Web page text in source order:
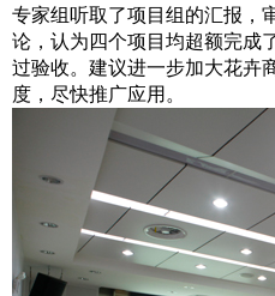
专家组听取了项目组的汇报，
论，认为四个项目均超额完成
过验收。建议进一步加大花卉
度，尽快推广应用。